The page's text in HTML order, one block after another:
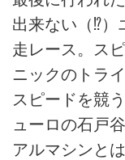
出来ない（⁉︎）
走レース。ス
ニックのトラ
スピードを競
ューロの石戸
アルマシンと